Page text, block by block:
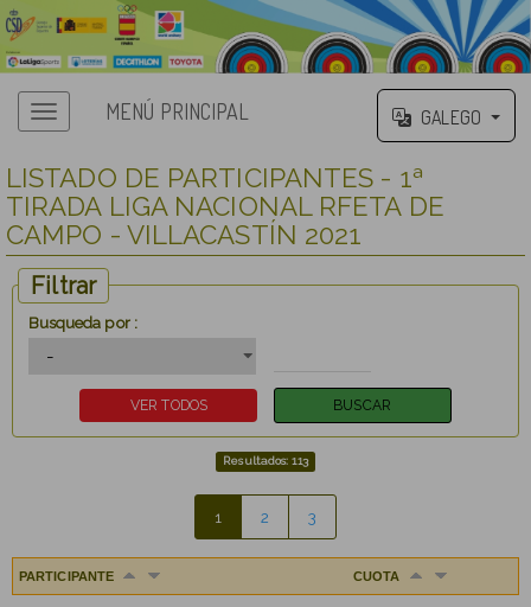
MENÚ PRINCIPAL GALEGO
LISTADO DE PARTICIPANTES - 1ª
TIRADA LIGA NACIONAL RFETA DE
CAMPO - VILLACASTÍN 2021
Filtrar
Busqueda por :
Resultados: 113
1 2 3
PARTICIPANTE CUOTA